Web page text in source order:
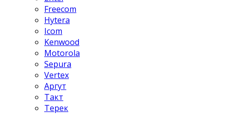
Freecom
Hytera
Icom
Kenwood
Motorola
Sepura
Vertex
Аргут
Такт
Терек